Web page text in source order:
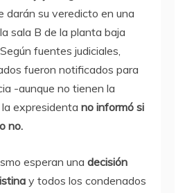
darán su veredicto en una
sala B de la planta baja
Según fuentes judiciales,
fueron notificados para
-aunque no tienen la
expresidenta no informó si
no.
esperan una decisión
y todos los condenados